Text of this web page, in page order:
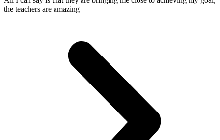
the teachers are amazing